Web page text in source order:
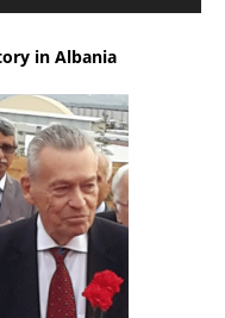
in Albania